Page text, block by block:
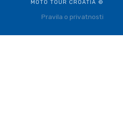
MOTO TOUR CROATIA ©
Pravila o privatnosti